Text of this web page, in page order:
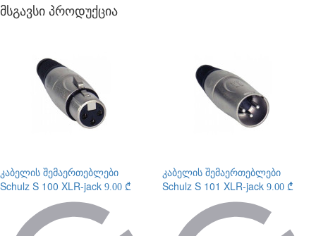
მსგავსი პროდუქცია
კაბელის შემაერთებლები
Schulz S 100 XLR-jack 9.00 ₾
კაბელის შემაერთებლები
Schulz S 101 XLR-jack 9.00 ₾